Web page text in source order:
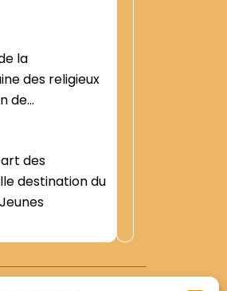
des religieux
de
du
et 13 juillet
-Lettre
Supérieur-
la
des
destination du